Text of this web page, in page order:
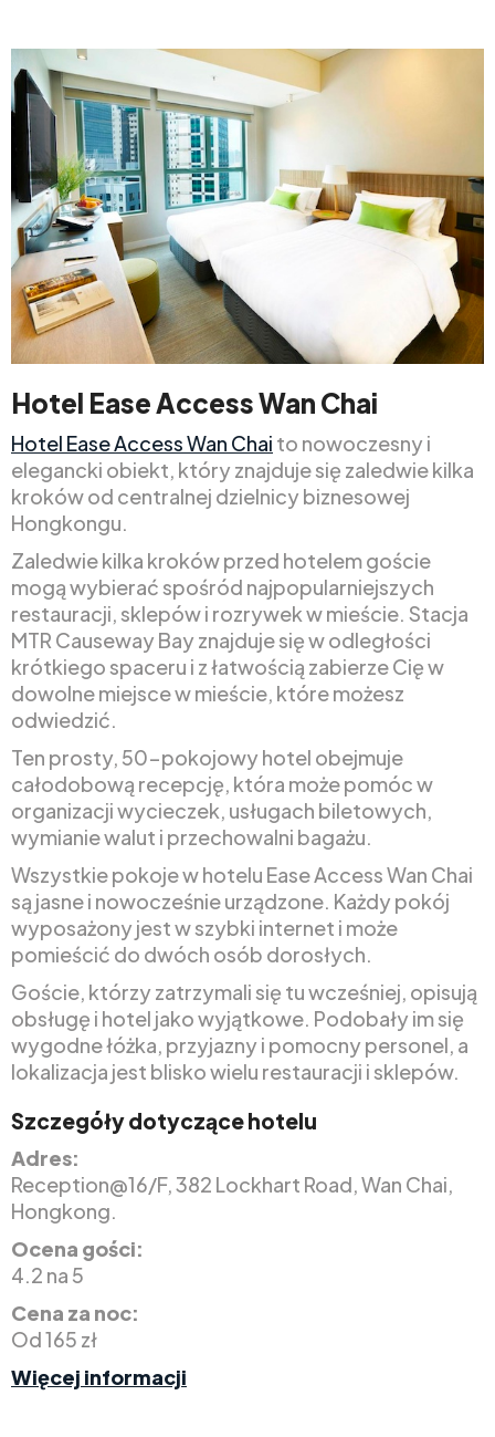
Hotel Ease Access Wan Chai
Hotel Ease Access Wan Chai to nowoczesny i
elegancki obiekt, który znajduje się zaledwie kilka
kroków od centralnej dzielnicy biznesowej
Hongkongu.
Zaledwie kilka kroków przed hotelem goście
mogą wybierać spośród najpopularniejszych
restauracji, sklepów i rozrywek w mieście. Stacja
MTR Causeway Bay znajduje się w odległości
krótkiego spaceru i z łatwością zabierze Cię w
dowolne miejsce w mieście, które możesz
odwiedzić.
Ten prosty, 50-pokojowy hotel obejmuje
całodobową recepcję, która może pomóc w
organizacji wycieczek, usługach biletowych,
wymianie walut i przechowalni bagażu.
Wszystkie pokoje w hotelu Ease Access Wan Chai
są jasne i nowocześnie urządzone. Każdy pokój
wyposażony jest w szybki internet i może
pomieścić do dwóch osób dorosłych.
Goście, którzy zatrzymali się tu wcześniej, opisują
obsługę i hotel jako wyjątkowe. Podobały im się
wygodne łóżka, przyjazny i pomocny personel, a
lokalizacja jest blisko wielu restauracji i sklepów.
Szczegóły dotyczące hotelu
Adres:
Reception@16/F, 382 Lockhart Road, Wan Chai,
Hongkong.
Ocena gości:
4.2 na 5
Cena za noc:
Od 165 zł
Więcej informacji